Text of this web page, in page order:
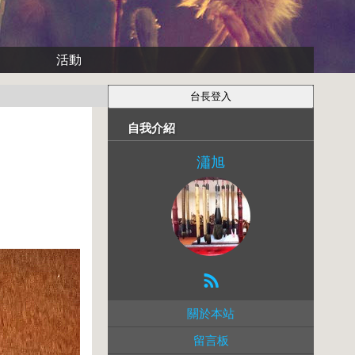
活動
自我介紹
瀟旭
關於本站
留言板